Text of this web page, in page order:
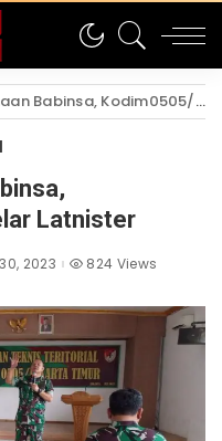
Kodim0505/JT Menggelar Latnister
Latnister
2023 824 Views